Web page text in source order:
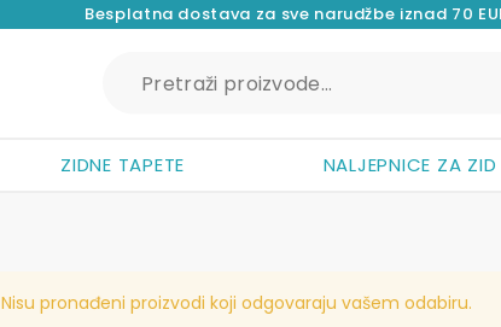
Besplatna dostava za sve narudžbe iznad 70
ZIDNE TAPETE NALJEPNICE ZA ZID
Nisu pronađeni proizvodi koji odgovaraju vašem odabiru.